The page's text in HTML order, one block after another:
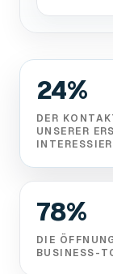
24%
DER
UNSERER
78%
DIE
BUSINESS-